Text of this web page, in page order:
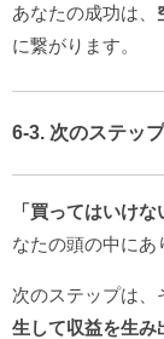
あなたの成功は、
に繋がります。
6-3. 次のステッ
「買ってはいけな
なたの頭の中にあ
次のステップは、
生して収益を生み